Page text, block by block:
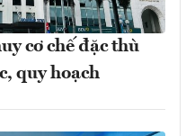
cơ chế đặc thù
quy hoạch